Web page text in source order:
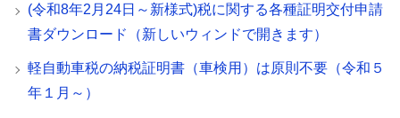
(令和8年2月24日～新様式)税に関する各種証明交付申請
書ダウンロード（新しいウィンドで開きます）
軽自動車税の納税証明書（車検用）は原則不要（令和５
年１月～）